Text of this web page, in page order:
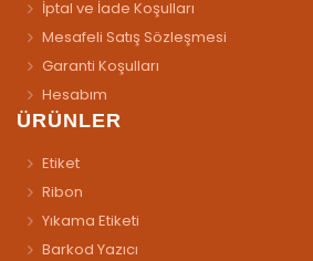
İptal ve İade Koşulları
Mesafeli Satış Sözleşmesi
Garanti Koşulları
Hesabım
ÜRÜNLER
Etiket
Ribon
Yıkama Etiketi
Barkod Yazıcı